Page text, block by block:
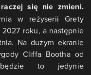
się nie zmieni.
w reżyserii Grety
roku, a następnie
Na dużym ekranie
Cliffa Bootha od
to jedynie